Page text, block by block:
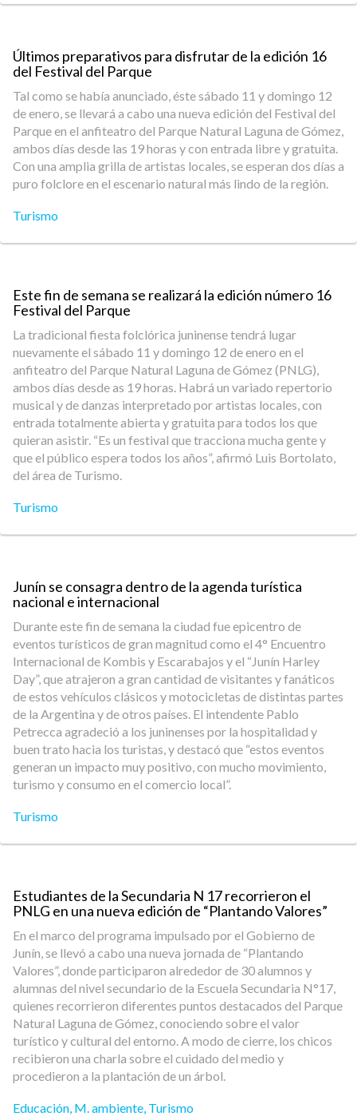
Últimos preparativos para disfrutar de la edición 16
del Festival del Parque
Tal como se había anunciado, éste sábado 11 y domingo 12
de enero, se llevará a cabo una nueva edición del Festival del
Parque en el anfiteatro del Parque Natural Laguna de Gómez,
ambos días desde las 19 horas y con entrada libre y gratuita.
Con una amplia grilla de artistas locales, se esperan dos días a
puro folclore en el escenario natural más lindo de la región.
Turismo
Este fin de semana se realizará la edición número 16
Festival del Parque
La tradicional fiesta folclórica juninense tendrá lugar
nuevamente el sábado 11 y domingo 12 de enero en el
anfiteatro del Parque Natural Laguna de Gómez (PNLG),
ambos días desde as 19 horas. Habrá un variado repertorio
musical y de danzas interpretado por artistas locales, con
entrada totalmente abierta y gratuita para todos los que
quieran asistir. “Es un festival que tracciona mucha gente y
que el público espera todos los años”, afirmó Luis Bortolato,
del área de Turismo.
Turismo
Junín se consagra dentro de la agenda turística
nacional e internacional
Durante este fin de semana la ciudad fue epicentro de
eventos turísticos de gran magnitud como el 4° Encuentro
Internacional de Kombis y Escarabajos y el “Junín Harley
Day”, que atrajeron a gran cantidad de visitantes y fanáticos
de estos vehículos clásicos y motocicletas de distintas partes
de la Argentina y de otros países. El intendente Pablo
Petrecca agradeció a los juninenses por la hospitalidad y
buen trato hacia los turistas, y destacó que “estos eventos
generan un impacto muy positivo, con mucho movimiento,
turismo y consumo en el comercio local”.
Turismo
Estudiantes de la Secundaria N 17 recorrieron el
PNLG en una nueva edición de “Plantando Valores”
En el marco del programa impulsado por el Gobierno de
Junín, se llevó a cabo una nueva jornada de “Plantando
Valores”, donde participaron alrededor de 30 alumnos y
alumnas del nivel secundario de la Escuela Secundaria N°17,
quienes recorrieron diferentes puntos destacados del Parque
Natural Laguna de Gómez, conociendo sobre el valor
turístico y cultural del entorno. A modo de cierre, los chicos
recibieron una charla sobre el cuidado del medio y
procedieron a la plantación de un árbol.
Educación, M. ambiente, Turismo